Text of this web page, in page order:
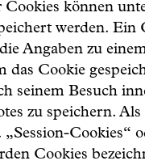
können
werden. Ein
Angaben zu
das Cookie
seinem Besuch
zu speichern.
„Session-Cookies“
Cookies